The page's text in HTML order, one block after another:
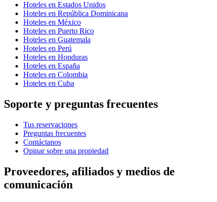
Hoteles en Estados Unidos
Hoteles en República Dominicana
Hoteles en México
Hoteles en Puerto Rico
Hoteles en Guatemala
Hoteles en Perú
Hoteles en Honduras
Hoteles en España
Hoteles en Colombia
Hoteles en Cuba
Soporte y preguntas frecuentes
Tus reservaciones
Preguntas frecuentes
Contáctanos
Opinar sobre una propiedad
Proveedores, afiliados y medios de
comunicación